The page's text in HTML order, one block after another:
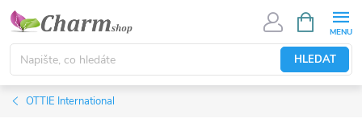
Přejít
obsah
HLEDAT
NÁKUPNÍ
KOŠÍK
OTTIE International